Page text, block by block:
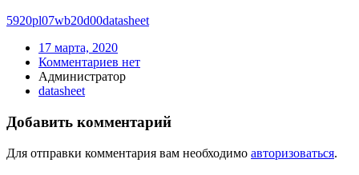
5920pl07wb20d00datasheet
17 марта, 2020
Комментариев нет
Администратор
datasheet
Добавить комментарий
Для отправки комментария вам необходимо авторизоваться.